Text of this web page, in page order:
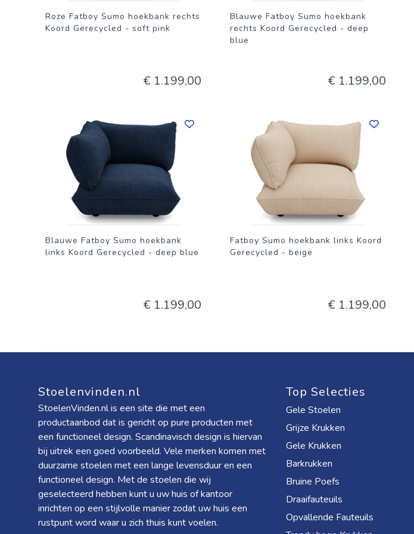
Roze Fatboy Sumo hoekbank rechts
Koord Gerecycled - soft pink
€ 1.199,00
Blauwe Fatboy Sumo hoekbank
rechts Koord Gerecycled - deep
blue
€ 1.199,00
Blauwe Fatboy Sumo hoekbank
links Koord Gerecycled - deep blue
€ 1.199,00
Fatboy Sumo hoekbank links Koord
Gerecycled - beige
€ 1.199,00
Stoelenvinden.nl
StoelenVinden.nl is een site die met een
productaanbod dat is gericht op pure producten met
een functioneel design. Scandinavisch design is hiervan
bij uitrek een goed voorbeeld. Vele merken komen met
duurzame stoelen met een lange levensduur en een
functioneel design. Met de stoelen die wij
geselecteerd hebben kunt u uw huis of kantoor
inrichten op een stijlvolle manier zodat uw huis een
rustpunt word waar u zich thuis kunt voelen.
Top Selecties
Gele Stoelen
Grijze Krukken
Gele Krukken
Barkrukken
Bruine Poefs
Draaifauteuils
Opvallende Fauteuils